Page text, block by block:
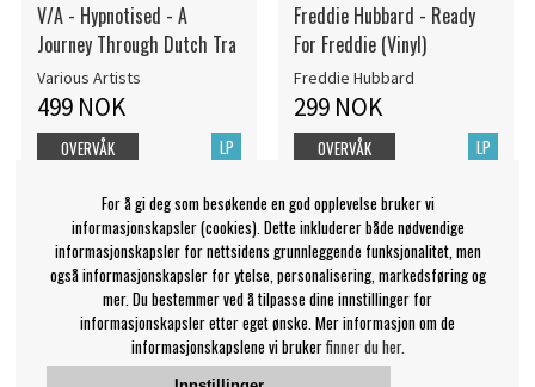
V/A - Hypnotised - A
Journey Through Dutch Tra
Various Artists
499 NOK
LP
OVERVÅK
Freddie Hubbard - Ready
For Freddie (Vinyl)
Freddie Hubbard
299 NOK
LP
OVERVÅK
For å gi deg som besøkende en god opplevelse bruker vi
informasjonskapsler (cookies). Dette inkluderer både nødvendige
informasjonskapsler for nettsidens grunnleggende funksjonalitet, men
også informasjonskapsler for ytelse, personalisering, markedsføring og
mer. Du bestemmer ved å tilpasse dine innstillinger for
informasjonskapsler etter eget ønske. Mer informasjon om de
informasjonskapslene vi brukerfinner du her.